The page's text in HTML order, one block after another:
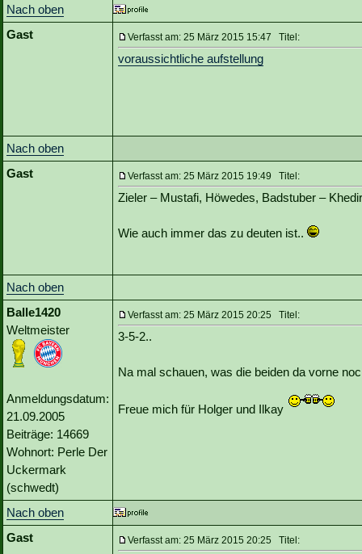
Nach oben
Gast
Verfasst am: 25 März 2015 15:47 Titel:
voraussichtliche aufstellung
Nach oben
Gast
Verfasst am: 25 März 2015 19:49 Titel:
Zieler – Mustafi, Höwedes, Badstuber –
Wie auch immer das zu deuten ist..
Nach oben
Balle1420
Weltmeister
Anmeldungsdatum:
21.09.2005
Beiträge: 14669
Wohnort: Perle Der
Uckermark
(schwedt)
Verfasst am: 25 März 2015 20:25 Titel:
3-5-2..
Na mal schauen, was die beiden da vorne
Freue mich für Holger und Ilkay
Nach oben
Gast
Verfasst am: 25 März 2015 20:25 Titel: